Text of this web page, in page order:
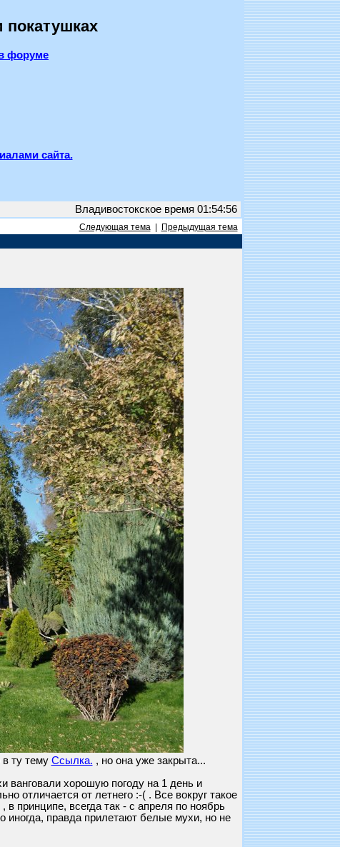
покатушках
форуме
сайта.
Владивостокское время 01:54:56
Следующая тема|
Предыдущая тема
ту тему Ссылка. , но она уже закрыта...
ванговали хорошую погоду на 1 день и
отличается от летнего :-( . Все вокруг такое
принципе, всегда так - с апреля по ноябрь
иногда, правда прилетают белые мухи, но не